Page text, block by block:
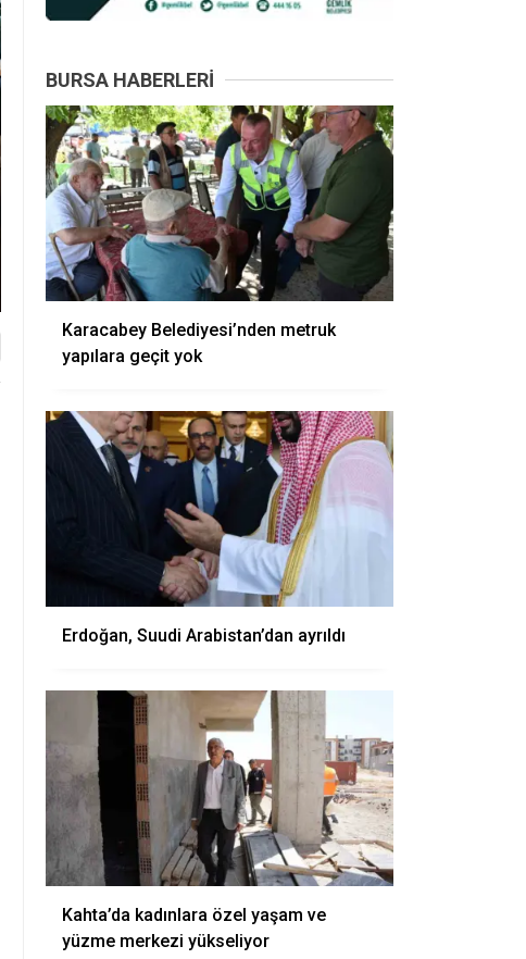
BURSA HABERLERI
Karacabey Belediyesi’nden metruk
yapılara geçit yok
Erdoğan, Suudi Arabistan’dan ayrıldı
Kahta’da kadınlara özel yaşam ve
yüzme merkezi yükseliyor